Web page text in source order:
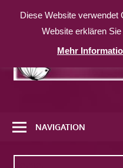
Inhalt
weitere
Website
NAVIGATION
Diese Website verwendet
Website erklären
Mehr